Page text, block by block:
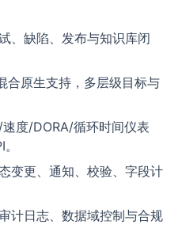
、缺陷、发布与知识库闭
合原生支持，多层级目标与
度/DORA/循环时间仪表
变更、通知、校验、字段计
计日志、数据域控制与合规